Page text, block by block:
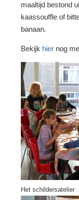
maaltijd bestond
kaassouffle of
banaan.
Bekijk hier nog
Het schildersatelier